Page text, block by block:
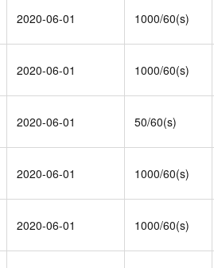
2020-06-01 1000/60(s)
2020-06-01 1000/60(s)
2020-06-01 50/60(s)
2020-06-01 1000/60(s)
2020-06-01 1000/60(s)